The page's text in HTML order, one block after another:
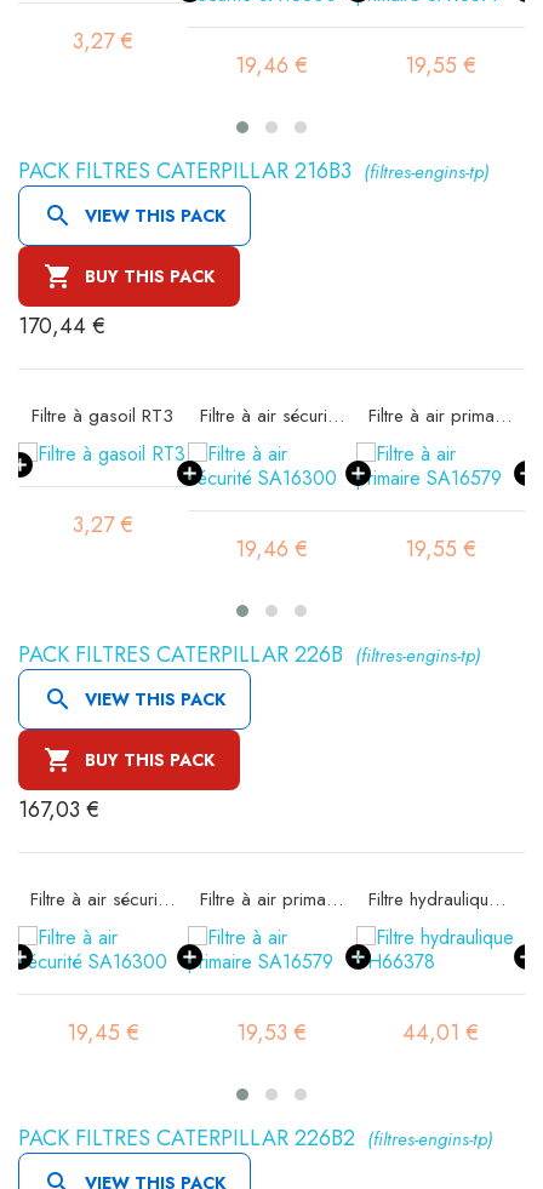
3,27 €
19,46 € 19,55 €
PACK FILTRES CATERPILLAR 216B3 (filtres-engins-tp)
 VIEW THIS PACK
 BUY THIS PACK
170,44 €
Filtre à gasoil RT3
3,27 €
Filtre à air sécurité SA16300
19,46 €
Filtre à air primaire SA16579
19,55 €
PACK FILTRES CATERPILLAR 226B (filtres-engins-tp)
 VIEW THIS PACK
 BUY THIS PACK
167,03 €
Filtre à air sécurité SA16300
19,45 €
Filtre à air primaire SA16579
19,53 €
Filtre hydraulique SH66378
44,01 €
PACK FILTRES CATERPILLAR 226B2 (filtres-engins-tp)
 VIEW THIS PACK